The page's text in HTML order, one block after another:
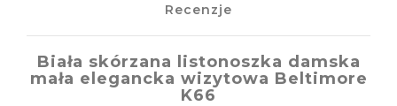
Recenzje
Biała skórzana listonoszka damska
mała elegancka wizytowa Beltimore
K66